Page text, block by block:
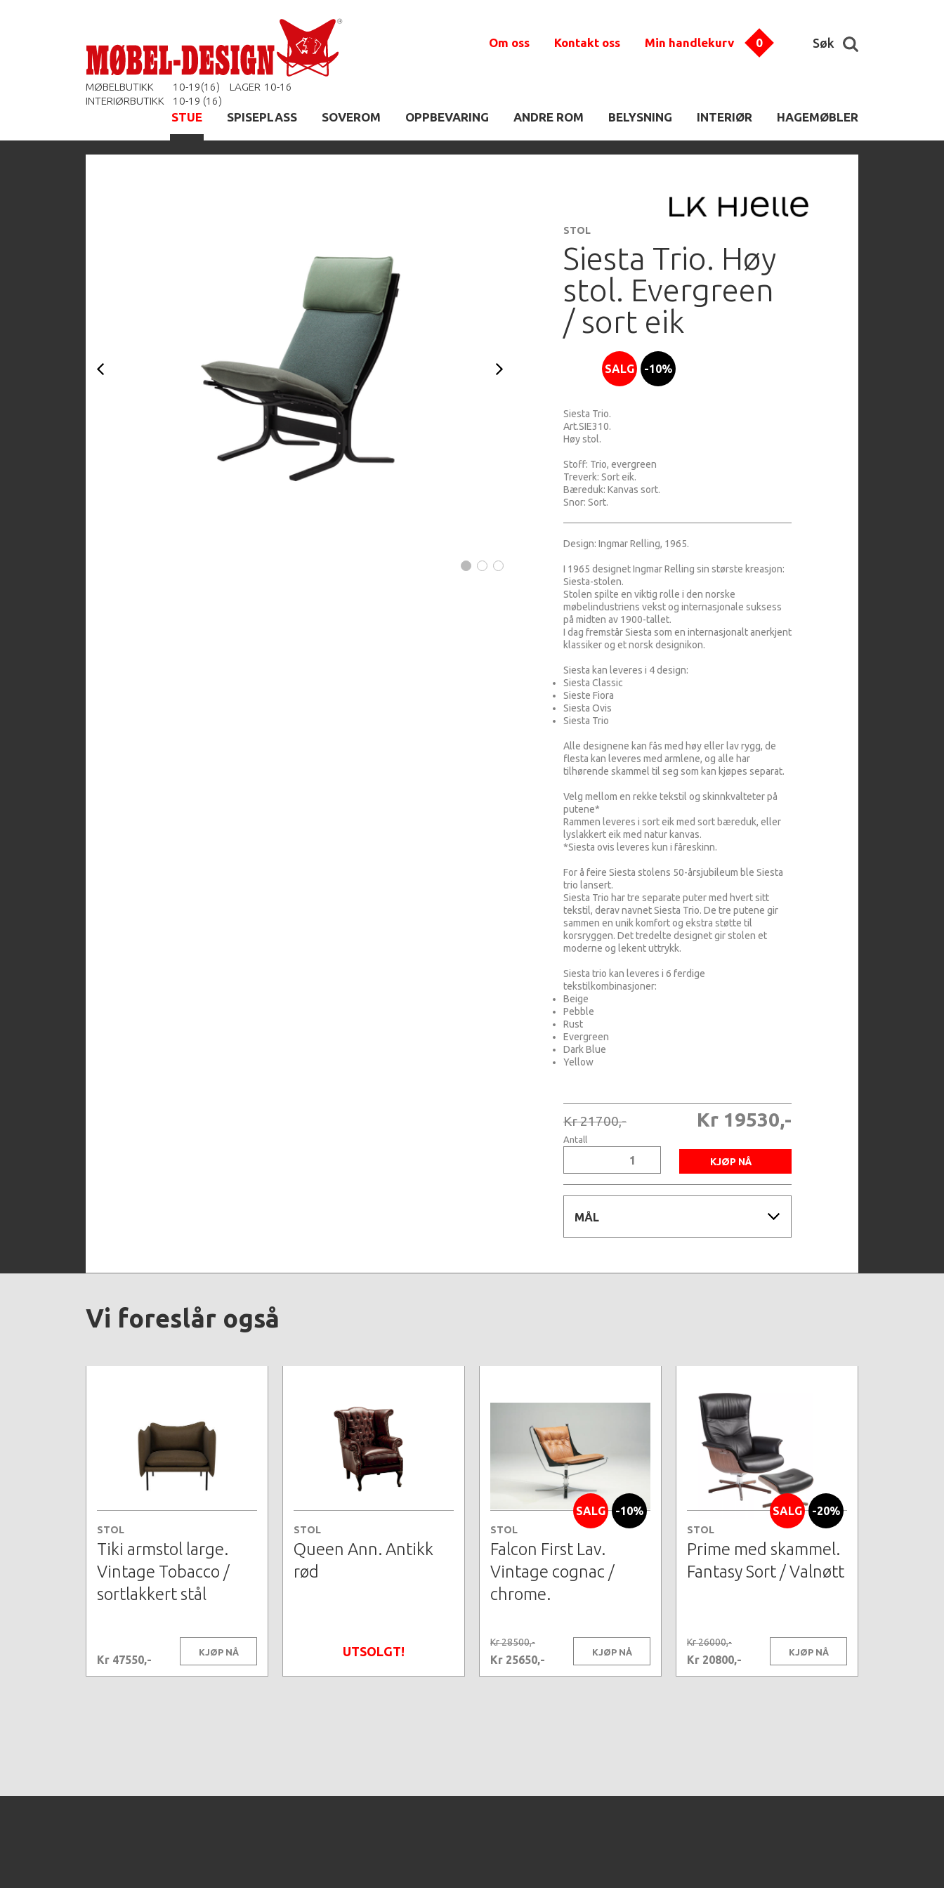
MØBELBUTIKK 10-19(16) LAGER 10-16
INTERIØRBUTIKK
10-19 (16)
Om oss Kontakt oss Min handlekurv 0 Søk
STUE SPISEPLASS SOVEROM OPPBEVARING ANDRE ROM BELYSNING INTERIØR HAGEMØBLER
STOL
Siesta Trio. Høy
stol. Evergreen
/ sort eik
SALG -10%
Siesta Trio.
Art.SIE310.
Høy stol.
Stoff: Trio, evergreen
Treverk: Sort eik.
Bæreduk: Kanvas sort.
Snor: Sort.
Design: Ingmar Relling, 1965.
I 1965 designet Ingmar Relling sin største kreasjon:
Siesta-stolen.
Stolen spilte en viktig rolle i den norske
møbelindustriens vekst og internasjonale suksess
på midten av 1900-tallet.
I dag fremstår Siesta som en internasjonalt anerkjent
klassiker og et norsk designikon.
Siesta kan leveres i 4 design:
Siesta Classic
Sieste Fiora
Siesta Ovis
Siesta Trio
Alle designene kan fås med høy eller lav rygg, de
flesta kan leveres med armlene, og alle har
tilhørende skammel til seg som kan kjøpes separat.
Velg mellom en rekke tekstil og skinnkvalteter på
putene*
Rammen leveres i sort eik med sort bæreduk, eller
lyslakkert eik med natur kanvas.
*Siesta ovis leveres kun i fåreskinn.
For å feire Siesta stolens 50-årsjubileum ble Siesta
trio lansert.
Siesta Trio har tre separate puter med hvert sitt
tekstil, derav navnet Siesta Trio. De tre putene gir
sammen en unik komfort og ekstra støtte til
korsryggen. Det tredelte designet gir stolen et
moderne og lekent uttrykk.
Siesta trio kan leveres i 6 ferdige
tekstilkombinasjoner:
Beige
Pebble
Rust
Evergreen
Dark Blue
Yellow
Kr 21700,- Kr 19530,-
Antall
MÅL
Vi foreslår også
STOL
Tiki armstol large.
Vintage Tobacco /
sortlakkert stål
Kr 47550,-
KJØP NÅ
STOL
Queen Ann. Antikk
rød
UTSOLGT!
SALG -10%
STOL
Falcon First Lav.
Vintage cognac /
chrome.
Kr 28500,-
Kr 25650,-
KJØP NÅ
SALG -20%
STOL
Prime med skammel.
Fantasy Sort / Valnøtt
Kr 26000,-
Kr 20800,-
KJØP NÅ